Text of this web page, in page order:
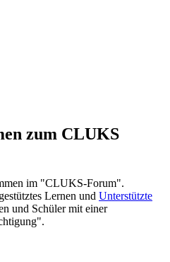
zum CLUKS
im "CLUKS-Forum".
Lernen und Unterstützte
und Schüler mit einer